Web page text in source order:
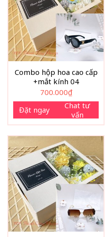
Combo hộp hoa cao cấp
+mắt kính 04
700.000₫
Đặt ngay
Chat tư
vấn